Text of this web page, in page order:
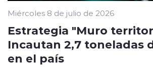
Miércoles 8 de julio de 2026
Estrategia "Muro
Incautan 2,7 toneladas
en el país